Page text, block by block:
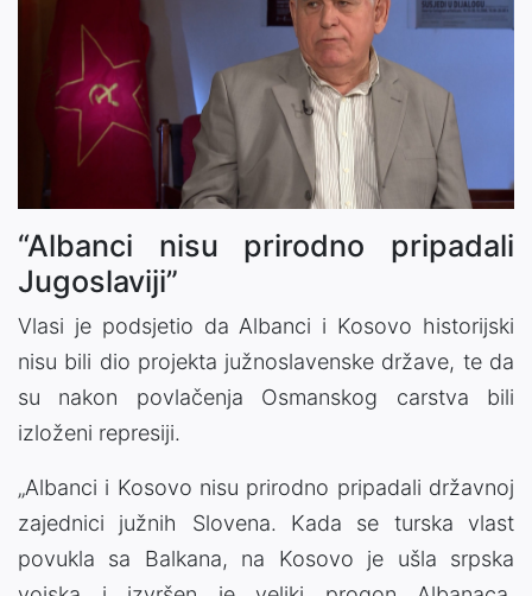
“Albanci nisu prirodno pripadali
Jugoslaviji”
Vlasi je podsjetio da Albanci i Kosovo historijski
nisu bili dio projekta južnoslavenske države, te da
su nakon povlačenja Osmanskog carstva bili
izloženi represiji.
„Albanci i Kosovo nisu prirodno pripadali državnoj
zajednici južnih Slovena. Kada se turska vlast
povukla sa Balkana, na Kosovo je ušla srpska